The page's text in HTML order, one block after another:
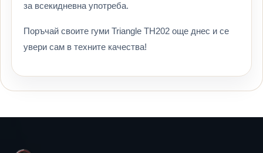
за всекидневна употреба.
Поръчай своите гуми Triangle TH202 още днес и се
увери сам в техните качества!